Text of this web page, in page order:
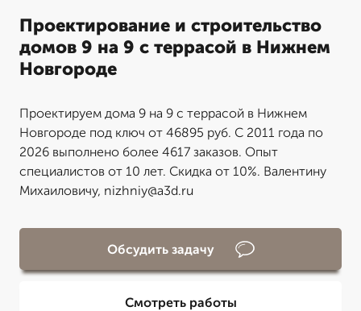
Проектирование и строительство
домов 9 на 9 с террасой в Нижнем
Новгороде
Проектируем дома 9 на 9 с террасой в Нижнем
Новгороде под ключ от 46895 руб. С 2011 года по
2026 выполнено более 4617 заказов. Опыт
специалистов от 10 лет. Скидка от 10%. Валентину
Михаиловичу, nizhniy@a3d.ru
Обсудить задачу
Смотреть работы